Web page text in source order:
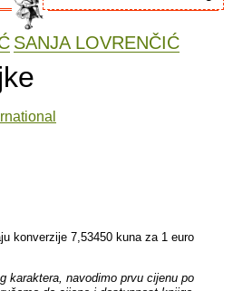
SANJA LOVRENČIĆ
konverzije 7,53450 kuna za 1 euro
karaktera, navodimo prvu cijenu po